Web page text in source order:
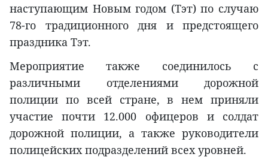
наступающим Новым годом (Тэт) по случаю
78-го традиционного дня и предстоящего
праздника Тэт.
Мероприятие также соединилось с
различными отделениями дорожной
полиции по всей стране, в нем приняли
участие почти 12.000 офицеров и солдат
дорожной полиции, а также руководители
полицейских подразделений всех уровней.